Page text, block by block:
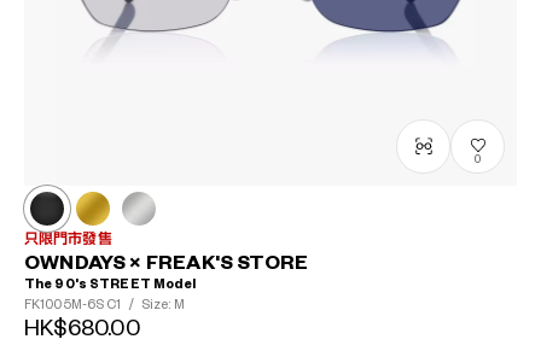
0
只限門市發售
OWNDAYS × FREAK'S STORE
The 90's STREET Model
FK1005M-6S C1 / Size: M
HK$680.00